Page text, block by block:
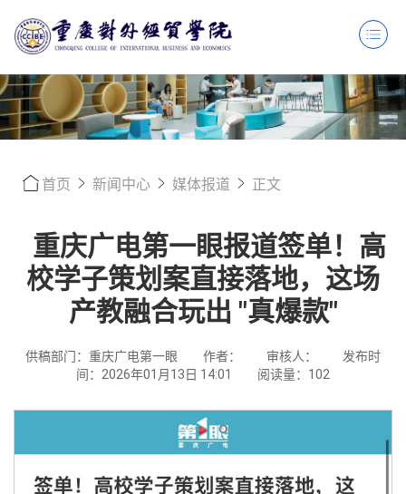
首页 新闻中心 媒体报道 正文
重庆广电第一眼报道签单！高
校学子策划案直接落地，这场
产教融合玩出 "真爆款"​
供稿部门：重庆广电第一眼 作者： 审核人：
发布时
间：2026年01月13日 14:01
阅读量： 102